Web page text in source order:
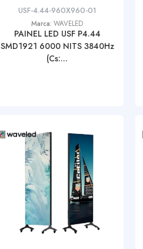
USF-4.44-960X960-01
Marca:WAVELED
PAINEL LED USF P4.44
SMD1921 6000 NITS 3840Hz
(Cs:...